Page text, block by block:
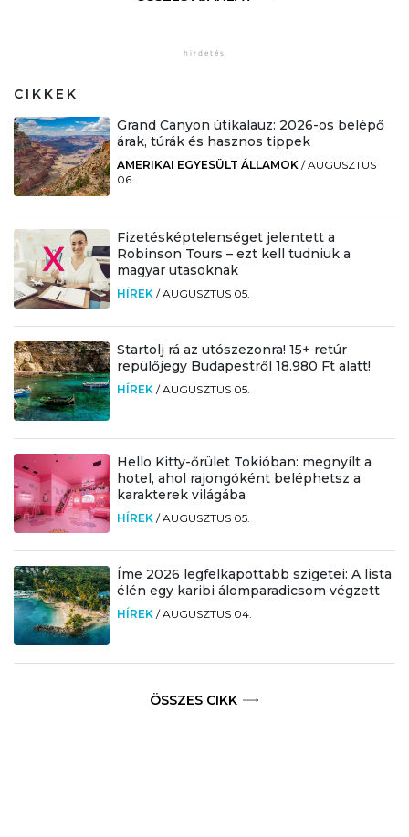
CIKKEK
Grand Canyon útikalauz: 2026-os belépő
árak, túrák és hasznos tippek
AMERIKAI EGYESÜLT ÁLLAMOK /AUGUSZTUS
06.
Fizetésképtelenséget jelentett a
Robinson Tours – ezt kell tudniuk a
magyar utasoknak
HÍREK /AUGUSZTUS 05.
Startolj rá az utószezonra! 15+ retúr
repülőjegy Budapestről 18.980 Ft alatt!
HÍREK /AUGUSZTUS 05.
Hello Kitty-őrület Tokióban: megnyílt a
hotel, ahol rajongóként beléphetsz a
karakterek világába
HÍREK /AUGUSZTUS 05.
Íme 2026 legfelkapottabb szigetei: A lista
élén egy karibi álomparadicsom végzett
HÍREK /AUGUSZTUS 04.
ÖSSZES CIKK